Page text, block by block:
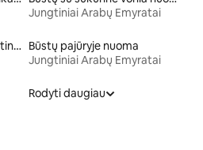
Jungtiniai Arabų Emyratai
Nuoma svečiams su augintiniais Būstų pajūryje nuoma
Jungtiniai Arabų Emyratai
Rodyti daugiau